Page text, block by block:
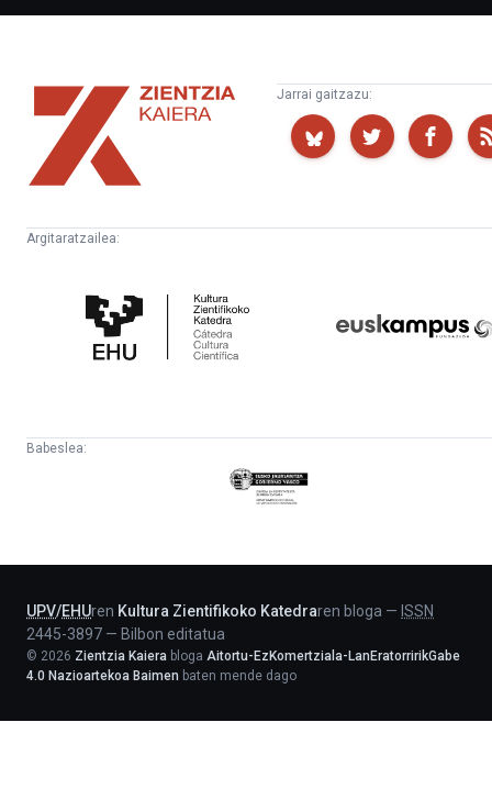
Zientzia
Kaiera
Jarrai gaitzazu:
Argitaratzailea:
Zientifikoko
Katedra
Babeslea:
Eusko
Jaurlaritza
UPV/EHUren Kultura Zientifikoko Katedraren bloga — ISSN
2445-3897 — Bilbon editatua
© 2026 Zientzia Kaiera bloga Aitortu-EzKomertziala-LanEratorririkGabe
4.0 Nazioartekoa Baimen baten mende dago